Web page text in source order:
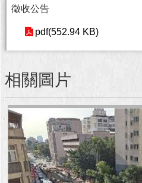
時
雙
語
詞
彙
台
北
通
徵收公告
pdf(552.94 KB)
相關圖片